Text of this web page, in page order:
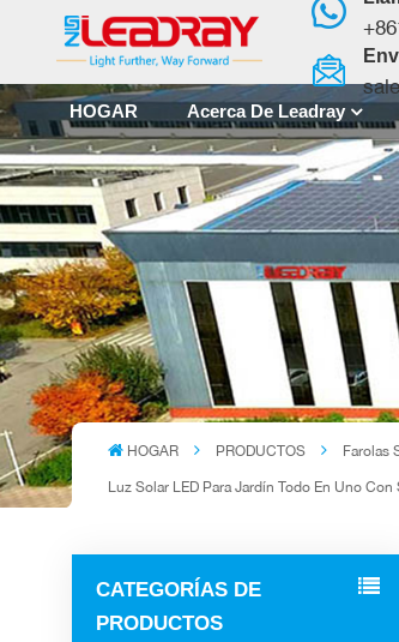
HOGAR Acerca De Leadray
HOGAR PRODUCTOS Farolas
Luz Solar LED Para Jardín Todo En Uno
CATEGORÍAS DE
PRODUCTOS